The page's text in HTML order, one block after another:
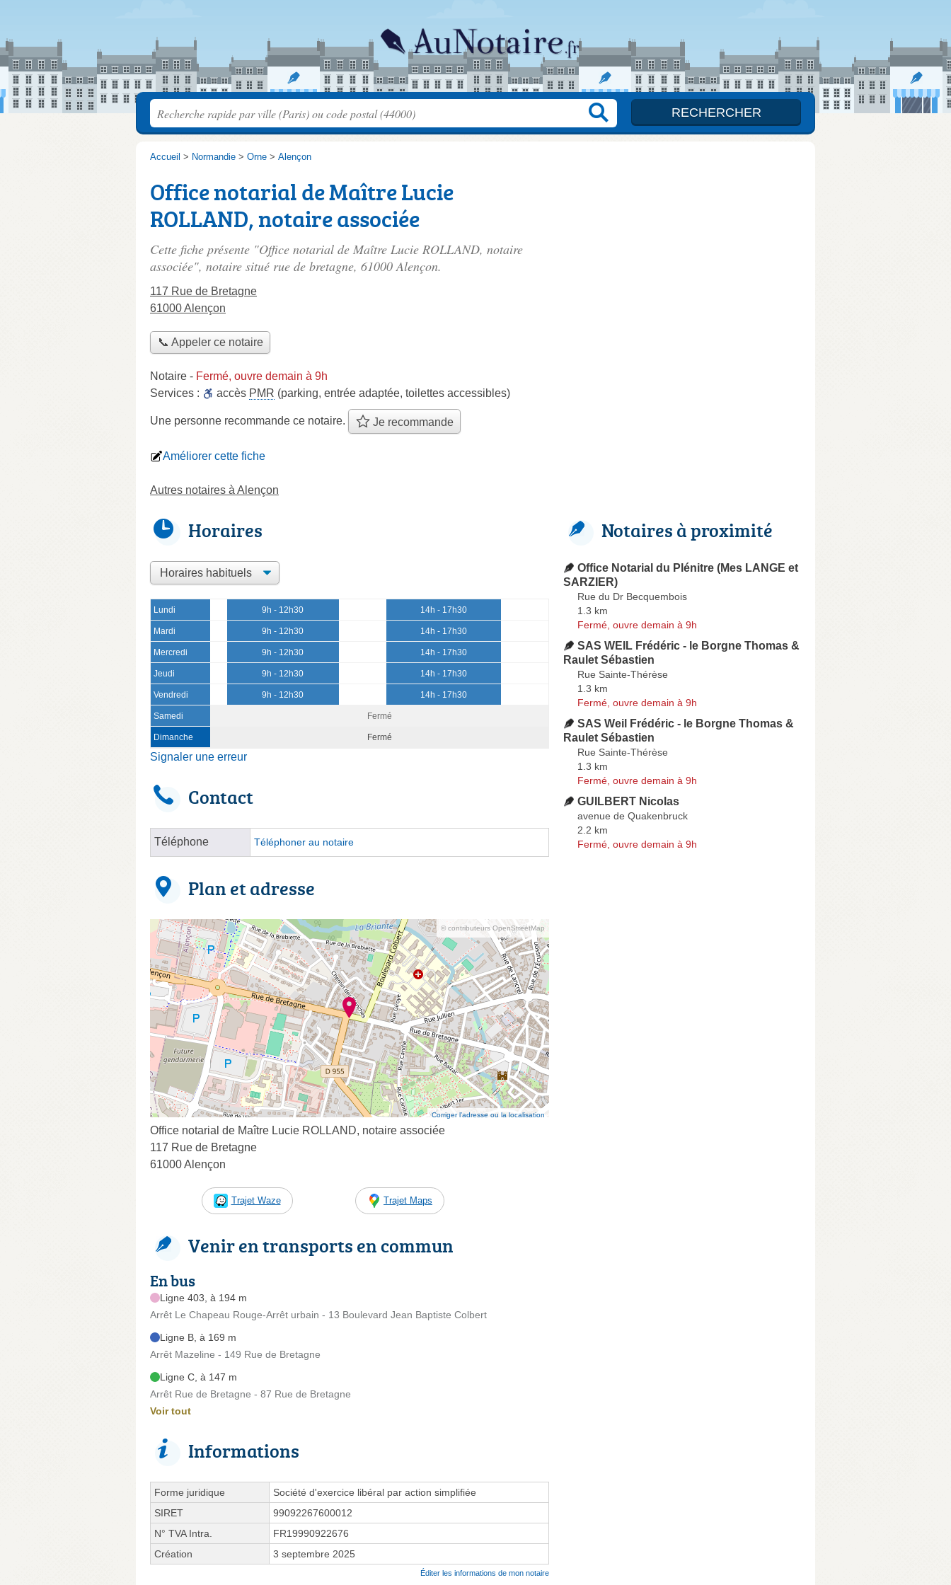
Accueil > Normandie > Orne > Alençon
Office notarial de Maître Lucie
ROLLAND, notaire associée
Cette fiche présente "Office notarial de Maître Lucie ROLLAND, notaire
associée", notaire situé rue de bretagne, 61000 Alençon.
117 Rue de Bretagne
61000 Alençon
📞 Appeler ce notaire
Notaire - Fermé, ouvre demain à 9h
Services :
accès PMR (parking, entrée adaptée, toilettes accessibles)
Une personne recommande ce notaire. Je recommande
Améliorer cette fiche
Autres notaires à Alençon
Horaires
Lundi 9h - 12h30 14h - 17h30
Mardi 9h - 12h30 14h - 17h30
Mercredi 9h - 12h30 14h - 17h30
Jeudi 9h - 12h30 14h - 17h30
Vendredi 9h - 12h30 14h - 17h30
Samedi Fermé
Dimanche Fermé
Signaler une erreur
Contact
Téléphone Téléphoner au notaire
Plan et adresse
© contributeurs OpenStreetMap
Corriger l’adresse ou la localisation
Office notarial de Maître Lucie ROLLAND, notaire associée
117 Rue de Bretagne
61000 Alençon
Trajet Waze Trajet Maps
Venir en transports en commun
En bus
Ligne 403, à 194 m
Arrêt Le Chapeau Rouge-Arrêt urbain - 13 Boulevard Jean Baptiste Colbert
Ligne B, à 169 m
Arrêt Mazeline - 149 Rue de Bretagne
Ligne C, à 147 m
Arrêt Rue de Bretagne - 87 Rue de Bretagne
Voir tout
Informations
Forme juridique
Société d'exercice libéral par action simplifiée
SIRET
99092267600012
N° TVA Intra.
FR19990922676
Création
3 septembre 2025
Éditer les informations de mon notaire
Notaires à proximité
Office Notarial du Plénitre (Mes LANGE et
SARZIER)
Rue du Dr Becquembois
1.3 km
Fermé, ouvre demain à 9h
SAS WEIL Frédéric - le Borgne Thomas &
Raulet Sébastien
Rue Sainte-Thérèse
1.3 km
Fermé, ouvre demain à 9h
SAS Weil Frédéric - le Borgne Thomas &
Raulet Sébastien
Rue Sainte-Thérèse
1.3 km
Fermé, ouvre demain à 9h
GUILBERT Nicolas
avenue de Quakenbruck
2.2 km
Fermé, ouvre demain à 9h